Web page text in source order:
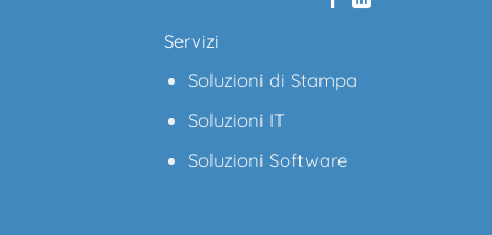
Servizi
Soluzioni di Stampa
Soluzioni IT
Soluzioni Software